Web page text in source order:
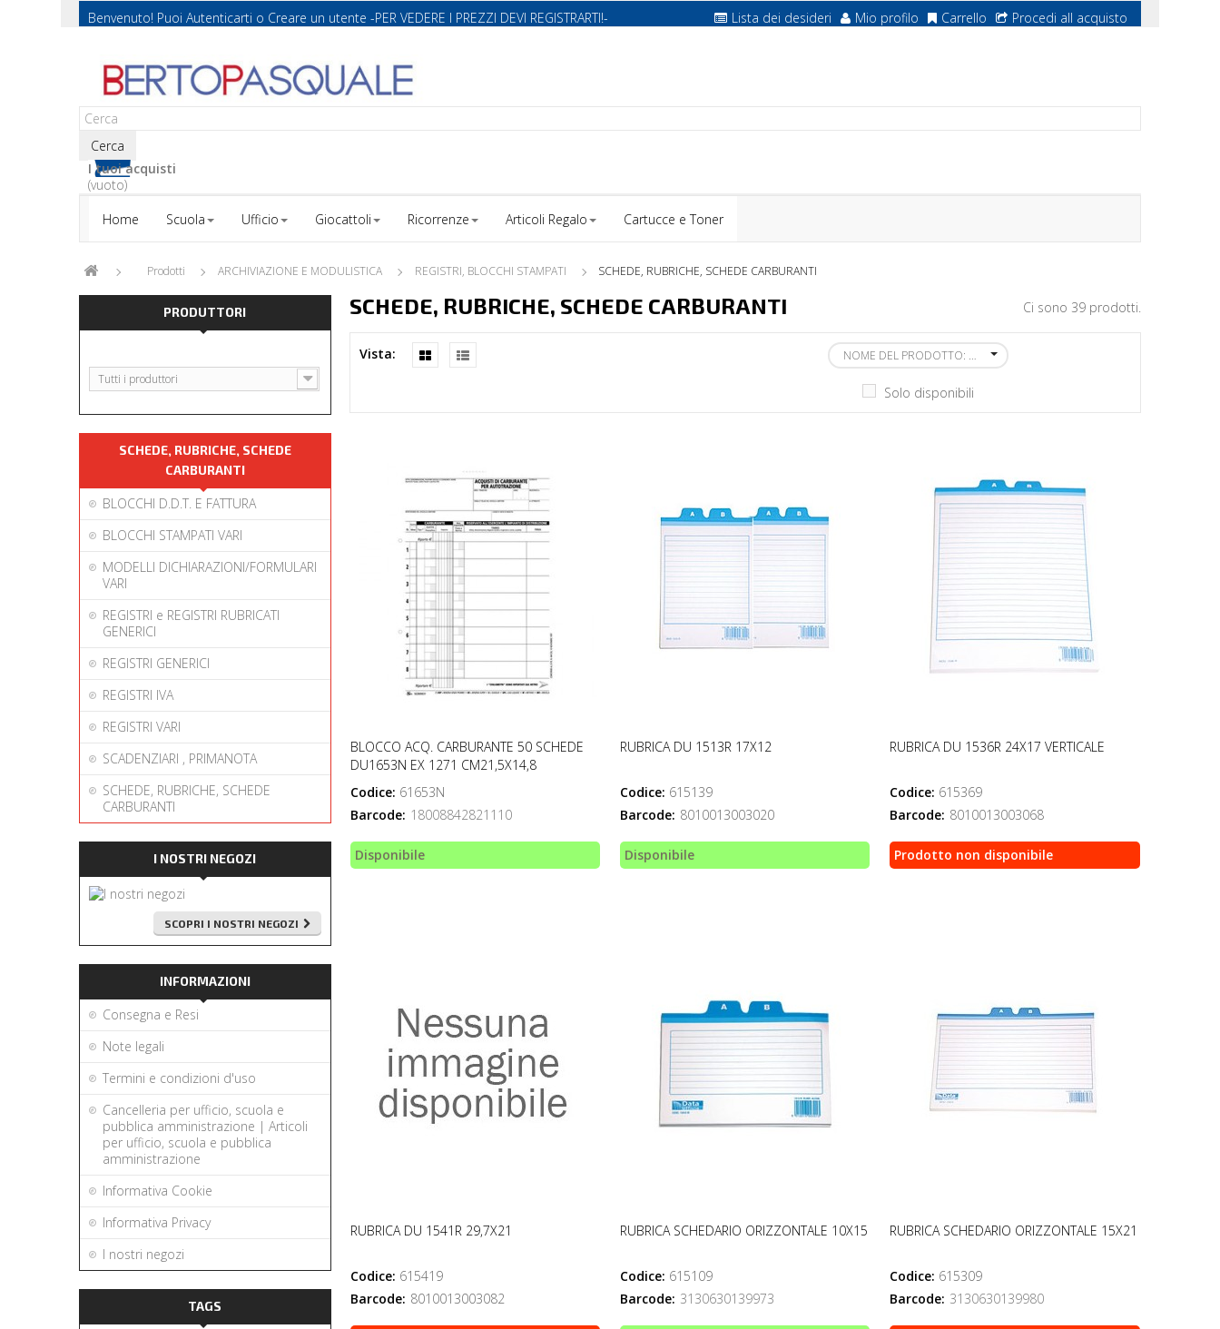
Benvenuto! Puoi Autenticarti o Creare un utente -PER VEDERE I PREZZI DEVI REGISTRARTI!- Lista dei desideri Mio profilo Carrello Procedi all acquisto
Cerca
I tuoi acquisti
(vuoto)
Home
Scuola Ufficio Giocattoli Ricorrenze Articoli Regalo Cartucce e Toner
Prodotti ARCHIVIAZIONE E MODULISTICA REGISTRI, BLOCCHI STAMPATI SCHEDE, RUBRICHE, SCHEDE CARBURANTI
PRODUTTORI
Tutti i produttori
SCHEDE, RUBRICHE, SCHEDE
CARBURANTI
BLOCCHI D.D.T. E FATTURA
BLOCCHI STAMPATI VARI
MODELLI DICHIARAZIONI/FORMULARI
VARI
REGISTRI e REGISTRI RUBRICATI
GENERICI
REGISTRI GENERICI
REGISTRI IVA
REGISTRI VARI
SCADENZIARI , PRIMANOTA
SCHEDE, RUBRICHE, SCHEDE
CARBURANTI
I NOSTRI NEGOZI
SCOPRI I NOSTRI NEGOZI
INFORMAZIONI
Consegna e Resi
Note legali
Termini e condizioni d'uso
Cancelleria per ufficio, scuola e
pubblica amministrazione | Articoli
per ufficio, scuola e pubblica
amministrazione
Informativa Cookie
Informativa Privacy
I nostri negozi
TAGS
SCHEDE, RUBRICHE, SCHEDE CARBURANTI Ci sono 39 prodotti.
Vista: NOME DEL PRODOTTO: DALLA A ALLA Z
Solo disponibili
BLOCCO ACQ. CARBURANTE 50 SCHEDE
DU1653N EX 1271 CM21,5X14,8
Codice: 61653N
Barcode: 18008842821110
Disponibile
RUBRICA DU 1513R 17X12
Codice: 615139
Barcode: 8010013003020
Disponibile
RUBRICA DU 1536R 24X17 VERTICALE
Codice: 615369
Barcode: 8010013003068
Prodotto non disponibile
RUBRICA DU 1541R 29,7X21
Codice: 615419
Barcode: 8010013003082
RUBRICA SCHEDARIO ORIZZONTALE 10X15
Codice: 615109
Barcode: 3130630139973
RUBRICA SCHEDARIO ORIZZONTALE 15X21
Codice: 615309
Barcode: 3130630139980